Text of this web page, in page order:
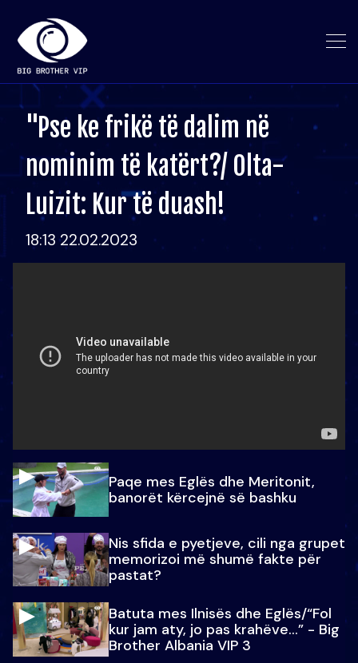
"Pse ke frikë të dalim në
nominim të katërt?/ Olta-
Luizit: Kur të duash!
18:13 22.02.2023
Paqe mes Eglës dhe Meritonit,
banorët kërcejnë së bashku
Nis sfida e pyetjeve, cili nga grupet
memorizoi më shumë fakte për
pastat?
Batuta mes Ilnisës dhe Eglës/“Fol
kur jam aty, jo pas krahëve…” - Big
Brother Albania VIP 3